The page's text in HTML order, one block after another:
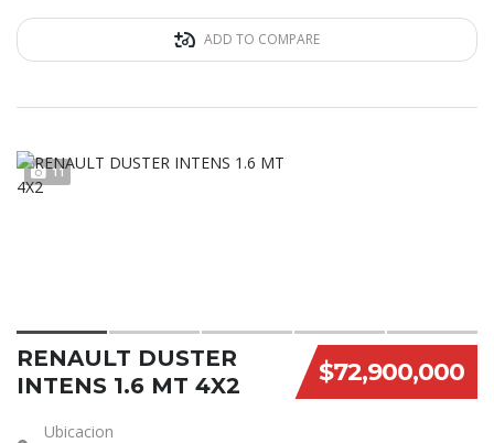
ADD TO COMPARE
11
$72,900,000
RENAULT DUSTER
INTENS 1.6 MT 4X2
Ubicacion